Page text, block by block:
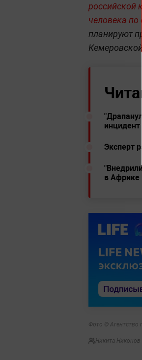
российской
человека по
планируют
Кемеровской
Эксперт
в Африке
Фото © Агентство
Никита Никонов